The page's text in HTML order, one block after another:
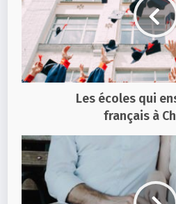
Les écoles qui
français à